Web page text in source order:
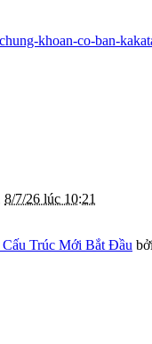
8/7/26 lúc 10:21
Trúc Mới Bắt Đầu bởi